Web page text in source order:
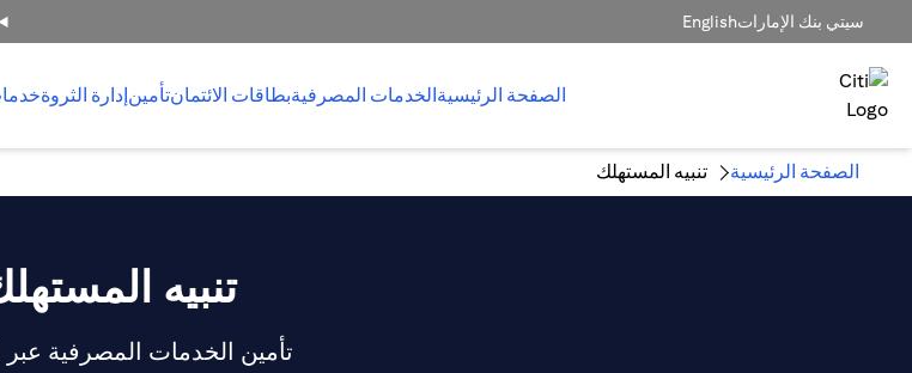
سيتي بنك الإماراتEnglish
الصفحة الرئيسيةالخدمات المصرفيةبطاقات الائتمانتأمينإدارة الثروة
الصفحة الرئيسية تنبيه المستهلك
تنبيه
تأمين الخدمات المصرفية عبر